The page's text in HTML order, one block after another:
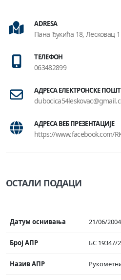
ADRESA
Пана Ђукића 18, Лесковац 1
ТЕЛЕФОН
063482899
АДРЕСА ЕЛЕКТРОНСКЕ
АДРЕСА ВЕБ ПРЕЗЕНТАЦИЈЕ
https://www.facebook.com/
ОСТАЛИ ПОДАЦИ
Датум оснивања 21/06/2004
Број АПР БС 19347/
Назив АПР